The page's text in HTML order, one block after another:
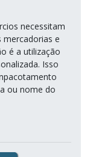
necessitam
mercadorias e
é a utilização
Isso
ou nome do